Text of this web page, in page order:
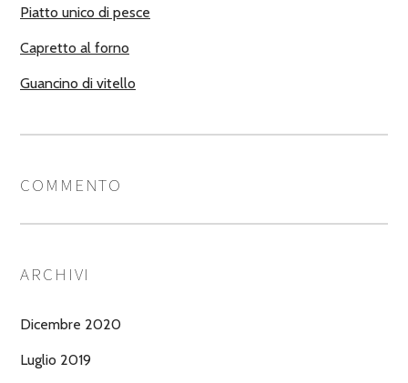
Piatto unico di pesce
Capretto al forno
Guancino di vitello
COMMENTO
ARCHIVI
Dicembre 2020
Luglio 2019